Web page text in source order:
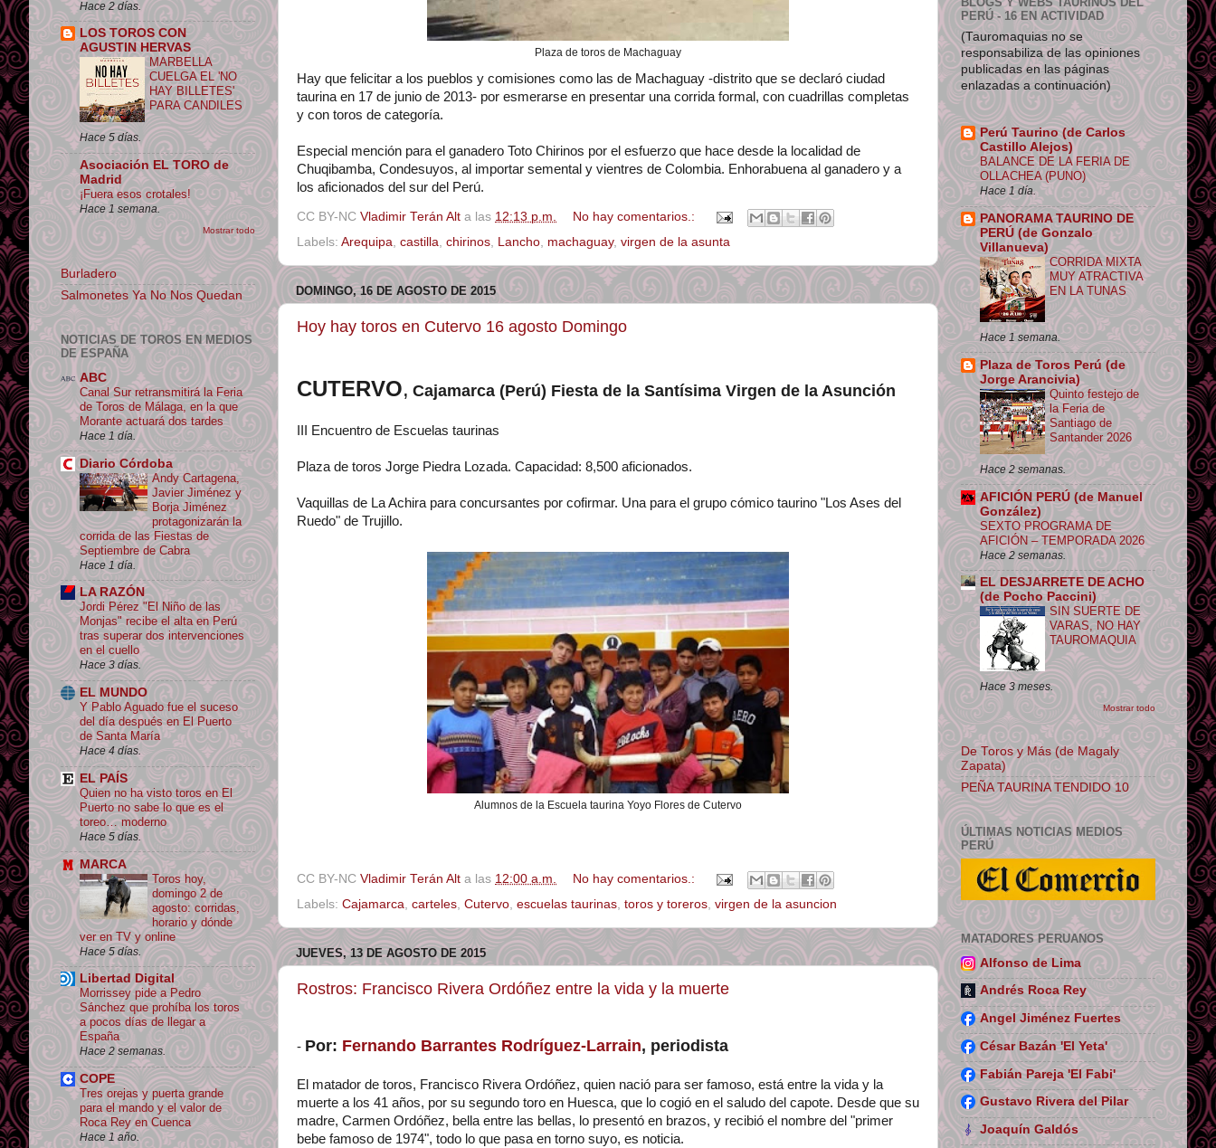
Plaza de toros de Machaguay
Hay que felicitar a los pueblos y comisiones como las de Machaguay -distrito que se declaró ciudad
taurina en 17 de junio de 2013- por esmerarse en presentar una corrida formal, con cuadrillas completas
y con toros de categoría.
Especial mención para el ganadero Toto Chirinos por el esfuerzo que hace desde la localidad de
Chuqibamba, Condesuyos, al importar semental y vientres de Colombia. Enhorabuena al ganadero y a
los aficionados del sur del Perú.
CC BY-NC Vladimir Terán Alt a las 12:13 p.m.
No hay comentarios.:
Labels: Arequipa castilla chirinos Lancho machaguay, virgen de la asunta
DOMINGO, 16 DE AGOSTO DE 2015
Hoy hay toros en Cutervo 16 agosto Domingo
CUTERVO, Cajamarca (Perú) Fiesta de la Santísima Virgen de la Asunción
III Encuentro de Escuelas taurinas
Plaza de toros Jorge Piedra Lozada. Capacidad: 8,500 aficionados.
Vaquillas de La Achira para concursantes por cofirmar. Una para el grupo cómico taurino "Los Ases del
Ruedo" de Trujillo.
Alumnos de la Escuela taurina Yoyo Flores de Cutervo
CC BY-NC Vladimir Terán Alt a las 12:00 a.m.
No hay comentarios.:
Labels: Cajamarca carteles Cutervo escuelas taurinas toros y toreros virgen de la asuncion
JUEVES, 13 DE AGOSTO DE 2015
Rostros: Francisco Rivera Ordóñez entre la vida y la muerte
- Por: Fernando Barrantes Rodríguez-Larrain, periodista
El matador de toros, Francisco Rivera Ordóñez, quien nació para ser famoso, está entre la vida y la
muerte a los 41 años, por su segundo toro en Huesca, que lo cogió en el saludo del capote. Desde que su
madre, Carmen Ordóñez, bella entre las bellas, lo presentó en brazos, y recibió el nombre del "primer
bebe famoso de 1974", todo lo que pasa en torno suyo, es noticia.
Hace 2 días.
LOS TOROS CON
AGUSTIN HERVAS
MARBELLA
CUELGA EL 'NO
HAY BILLETES'
PARA CANDILES
Hace 5 días.
Asociación EL TORO de
Madrid
¡Fuera esos crotales!
Hace 1 semana.
Mostrar todo
Burladero
Salmonetes Ya No Nos Quedan
NOTICIAS DE TOROS EN MEDIOS
DE ESPAÑA
ABC
Canal Sur retransmitirá la Feria
de Toros de Málaga, en la que
Morante actuará dos tardes
Hace 1 día.
Diario Córdoba
Andy Cartagena,
Javier Jiménez y
Borja Jiménez
protagonizarán la
corrida de las Fiestas de
Septiembre de Cabra
Hace 1 día.
LA RAZÓN
Jordi Pérez "El Niño de las
Monjas" recibe el alta en Perú
tras superar dos intervenciones
en el cuello
Hace 3 días.
EL MUNDO
Y Pablo Aguado fue el suceso
del día después en El Puerto
de Santa María
Hace 4 días.
EL PAÍS
Quien no ha visto toros en El
Puerto no sabe lo que es el
toreo… moderno
Hace 5 días.
MARCA
Toros hoy,
domingo 2 de
agosto: corridas,
horario y dónde
ver en TV y online
Hace 5 días.
Libertad Digital
Morrissey pide a Pedro
Sánchez que prohíba los toros
a pocos días de llegar a
España
Hace 2 semanas.
COPE
Tres orejas y puerta grande
para el mando y el valor de
Roca Rey en Cuenca
Hace 1 año.
PERÚ - 16 EN ACTIVIDAD
(Tauromaquias no se
responsabiliza de las opiniones
publicadas en las páginas
enlazadas a continuación)
Perú Taurino (de Carlos
Castillo Alejos)
BALANCE DE LA FERIA DE
OLLACHEA (PUNO)
Hace 1 día.
PANORAMA TAURINO DE
PERÚ (de Gonzalo
Villanueva)
CORRIDA MIXTA
MUY ATRACTIVA
EN LA TUNAS
Hace 1 semana.
Plaza de Toros Perú (de
Jorge Arancivia)
Quinto festejo de
la Feria de
Santiago de
Santander 2026
Hace 2 semanas.
AFICIÓN PERÚ (de Manuel
González)
SEXTO PROGRAMA DE
AFICIÓN – TEMPORADA 2026
Hace 2 semanas.
EL DESJARRETE DE ACHO
(de Pocho Paccini)
SIN SUERTE DE
VARAS, NO HAY
TAUROMAQUIA
Hace 3 meses.
Mostrar todo
De Toros y Más (de Magaly
Zapata)
PEÑA TAURINA TENDIDO 10
ÚLTIMAS NOTICIAS MEDIOS
PERÚ
MATADORES PERUANOS
Alfonso de Lima
Andrés Roca Rey
Angel Jiménez Fuertes
César Bazán 'El Yeta'
Fabián Pareja 'El Fabi'
Gustavo Rivera del Pilar
Joaquín Galdós